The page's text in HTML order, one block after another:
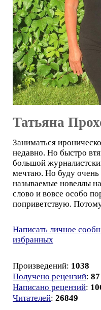
Татьяна
Заниматься
недавно. Но быстро
большой
мечтаю. Но буду очень
называемые новеллы
слово и вовсе особо
поприветствую.
Написать личное
избранных
Произведений: 1038
Получено рецензий: 87
Написано рецензий:
Читателей: 26849